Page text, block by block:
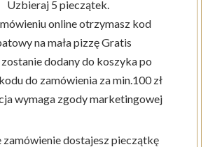
Uzbieraj 5 pieczątek.
online otrzymasz kod
na mała pizzę Gratis
dodany do koszyka po
do zamówienia za min.100 zł
wymaga zgody marketingowej
zamówienie dostajesz pieczątkę